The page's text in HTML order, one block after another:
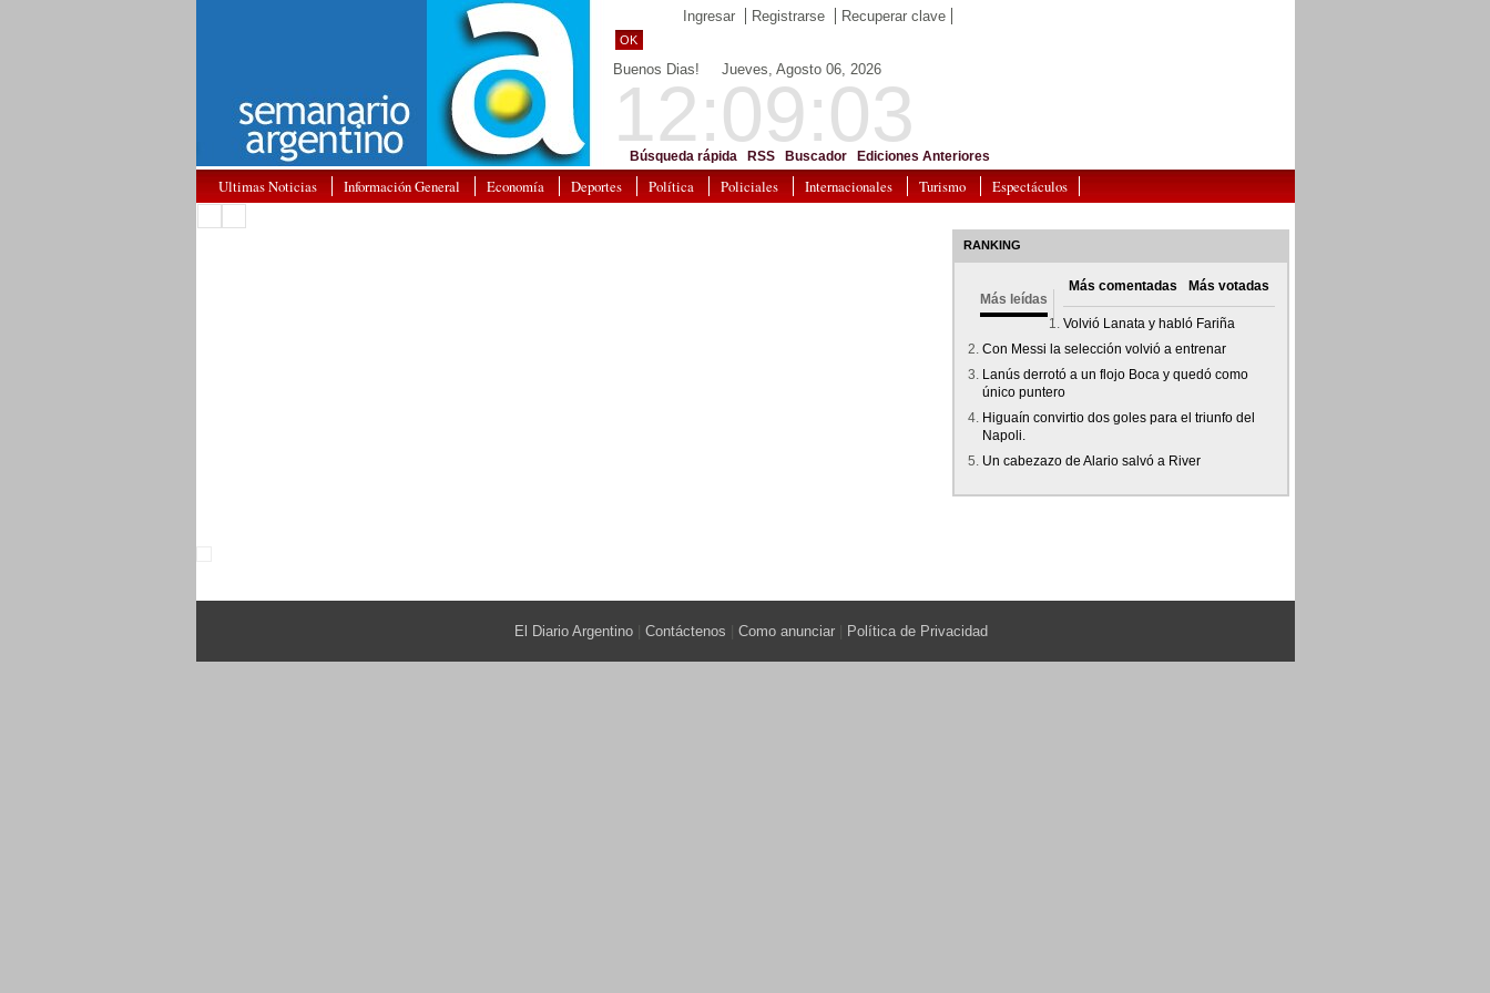
Ingresar Registrarse Recuperar clave
OK
Buenos Dias! Jueves, Agosto 06, 2026
12:09:03
Búsqueda rápida RSS Buscador Ediciones Anteriores
Ultimas Noticias Información General Economía Deportes Política Policiales Internacionales Turismo Espectáculos
RANKING
Más leídas
Más comentadas Más votadas
Volvió Lanata y habló Fariña
Con Messi la selección volvió a entrenar
Lanús derrotó a un flojo Boca y quedó como
único puntero
Higuaín convirtio dos goles para el triunfo del
Napoli.
Un cabezazo de Alario salvó a River
El Diario Argentino Contáctenos Como anunciar Política de Privacidad